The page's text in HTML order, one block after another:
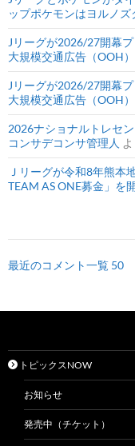
ップポケモンはヨルノズ
Jリーグが2026/27開幕
大規模交通広告（OOH
Jリーグが2026/27開幕
大規模交通広告（OOH
2026ナショナルトレセ
コンサデコンサ管理人
Ｊリーグが令和8年熊本
TEAM AS ONE募金」を
最近のコメント一覧 50
トピックスNOW
お知らせ
発売中（チケット）